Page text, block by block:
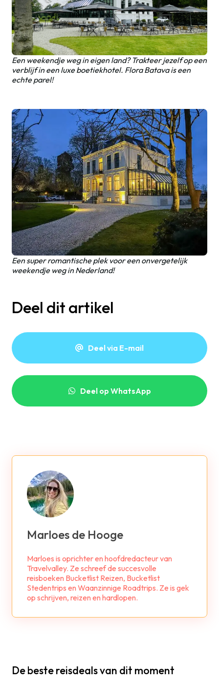
Een weekendje weg in eigen land? Trakteer jezelf op een
verblijf in een luxe boetiekhotel. Flora Batava is een
echte parel!
Een super romantische plek voor een onvergetelijk
weekendje weg in Nederland!
Deel dit artikel
Deel via E-mail
Deel op WhatsApp
Marloes de Hooge
Marloes is oprichter en hoofdredacteur van
Travelvalley. Ze schreef de succesvolle
reisboeken Bucketlist Reizen, Bucketlist
Stedentrips en Waanzinnige Roadtrips. Ze is gek
op schrijven, reizen en hardlopen.
De beste reisdeals van dit moment